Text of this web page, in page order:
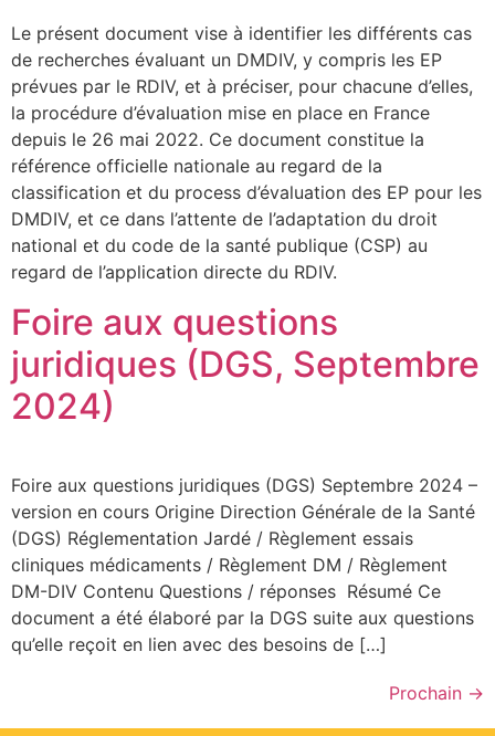
Le présent document vise à identifier les différents cas
de recherches évaluant un DMDIV, y compris les EP
prévues par le RDIV, et à préciser, pour chacune d’elles,
la procédure d’évaluation mise en place en France
depuis le 26 mai 2022. Ce document constitue la
référence officielle nationale au regard de la
classification et du process d’évaluation des EP pour les
DMDIV, et ce dans l’attente de l’adaptation du droit
national et du code de la santé publique (CSP) au
regard de l’application directe du RDIV.
Foire aux questions
juridiques (DGS, Septembre
2024)
Foire aux questions juridiques (DGS) Septembre 2024 –
version en cours Origine Direction Générale de la Santé
(DGS) Réglementation Jardé / Règlement essais
cliniques médicaments / Règlement DM / Règlement
DM-DIV Contenu Questions / réponses Résumé Ce
document a été élaboré par la DGS suite aux questions
qu’elle reçoit en lien avec des besoins de […]
Prochain →